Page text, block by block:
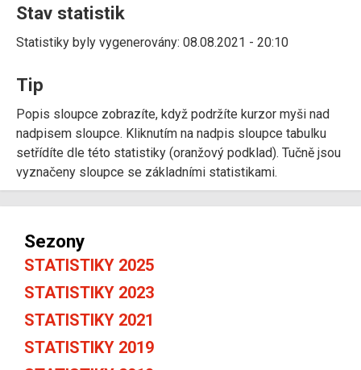
Stav statistik
Statistiky byly vygenerovány: 08.08.2021 - 20:10
Tip
Popis sloupce zobrazíte, když podržíte kurzor myši nad
nadpisem sloupce. Kliknutím na nadpis sloupce tabulku
setřídíte dle této statistiky (oranžový podklad). Tučně jsou
vyznačeny sloupce se základními statistikami.
Sezony
STATISTIKY 2025
STATISTIKY 2023
STATISTIKY 2021
STATISTIKY 2019